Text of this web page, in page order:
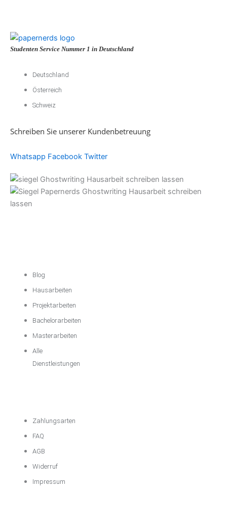
Studenten Service Nummer 1 in Deutschland
Deutschland
Österreich
Schweiz
Schreiben Sie unserer Kundenbetreuung
Whatsapp Facebook Twitter
Blog
Hausarbeiten
Projektarbeiten
Bachelorarbeiten
Masterarbeiten
Alle
Dienstleistungen
Zahlungsarten
FAQ
AGB
Widerruf
Impressum